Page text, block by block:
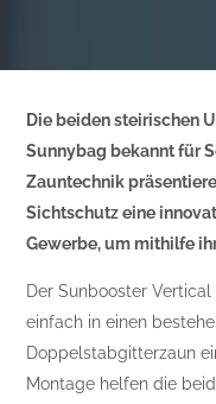
Die beiden steirischen
Sunnybag bekannt für
Zauntechnik
Sichtschutz eine
Gewerbe, um mithilfe
Der Sunbooster
einfach in einen
Doppelstabgitterzaun
Montage helfen die